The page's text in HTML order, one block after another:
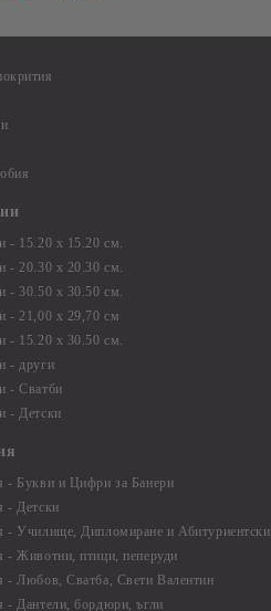
- 15.20 х 15.20 см.
- 20.30 х 20.30 см.
- 30.50 х 30.50 см.
- 21,00 х 29,70 см
- 15.20 x 30.50 см.
- други
- Сватби
- Детски
- Букви и Цифри за Банери
- Детски
- Училище, Дипломиране и Абитуриентски
- Животни, птици, пеперуди
- Любов, Сватба, Свети Валентин
- Дантели, бордюри, ъгли